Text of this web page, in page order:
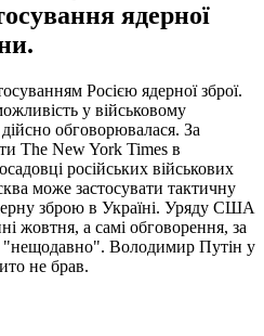
ядерної
Росією ядерної зброї.
у військовому
обговорювалася. За
The New York Times в
російських військових
може застосувати тактичну
зброю в Україні. Уряду США
жовтня, а самі обговорення, за
Володимир Путін у
не брав.